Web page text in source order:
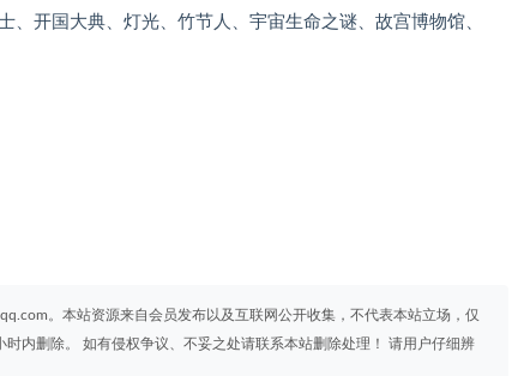
、开国大典、灯光、竹节人、宇宙生命之谜、故宫博物馆、
。本站资源来自会员发布以及互联网公开收集，不代表本站立场，仅
内删除。 如有侵权争议、不妥之处请联系本站删除处理！ 请用户仔细辨